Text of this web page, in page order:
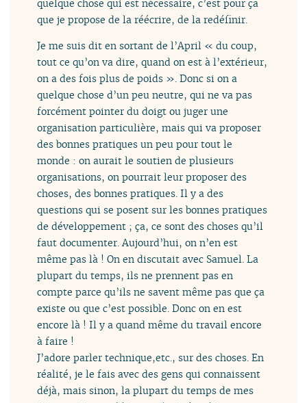
quelque chose qui est nécessaire, c’est pour ça
que je propose de la réécrire, de la redéfinir.
Je me suis dit en sortant de l’April « du coup,
tout ce qu’on va dire, quand on est à l’extérieur,
on a des fois plus de poids ». Donc si on a
quelque chose d’un peu neutre, qui ne va pas
forcément pointer du doigt ou juger une
organisation particulière, mais qui va proposer
des bonnes pratiques un peu pour tout le
monde : on aurait le soutien de plusieurs
organisations, on pourrait leur proposer des
choses, des bonnes pratiques. Il y a des
questions qui se posent sur les bonnes pratiques
de développement ; ça, ce sont des choses qu’il
faut documenter. Aujourd’hui, on n’en est
même pas là ! On en discutait avec Samuel. La
plupart du temps, ils ne prennent pas en
compte parce qu’ils ne savent même pas que ça
existe ou que c’est possible. Donc on en est
encore là ! Il y a quand même du travail encore
à faire !
J’adore parler technique,etc., sur des choses. En
réalité, je le fais avec des gens qui connaissent
déjà, mais sinon, la plupart du temps de mes